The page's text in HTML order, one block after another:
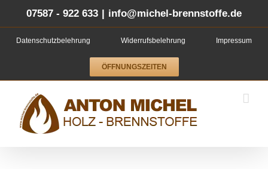
07587 - 922 633 info@michel-brennstoffe.de
Datenschutzbelehrung Widerrufsbelehrung Impressum
ÖFFNUNGSZEITEN